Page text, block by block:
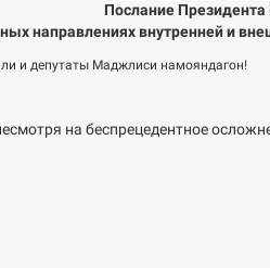
Послание
направлениях внутренней и
и депутаты Маджлиси намояндагон!
на беспрецедентное